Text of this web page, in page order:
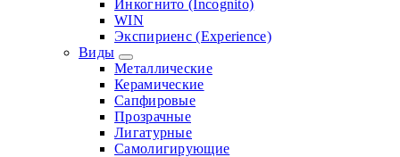
Инкогнито (Incognito)
WIN
Экспириенс (Experience)
Виды
Металлические
Керамические
Сапфировые
Прозрачные
Лигатурные
Самолигирующие